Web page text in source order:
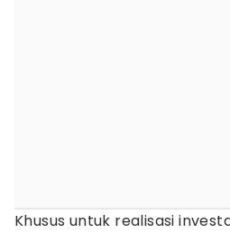
Khusus untuk realisasi